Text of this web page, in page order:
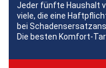
Jeder fünfte Haushalt
viele, die eine
bei
Die besten Komfort-